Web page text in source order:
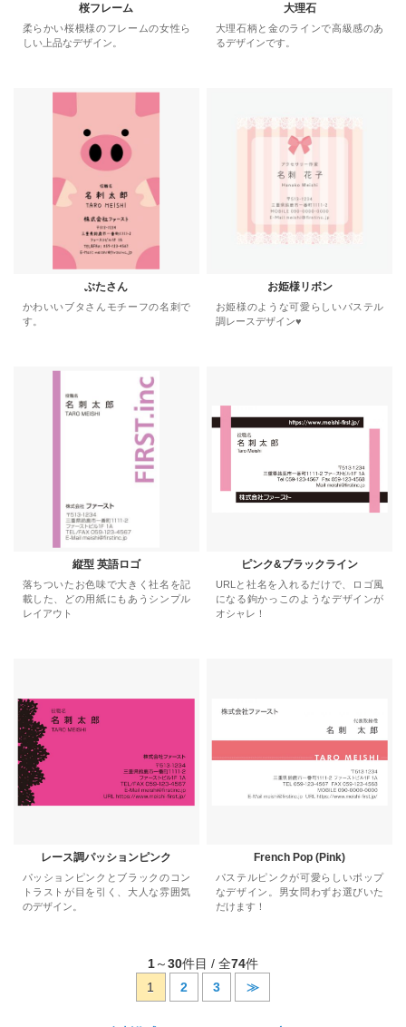
桜フレーム
柔らかい桜模様のフレームの女性ら
しい上品なデザイン。
大理石
大理石柄と金のラインで高級感のあ
るデザインです。
ぶたさん
かわいいブタさんモチーフの名刺で
す。
お姫様リボン
お姫様のような可愛らしいパステル
調レースデザイン♥
縦型 英語ロゴ
落ちついたお色味で大きく社名を記
載した、どの用紙にもあうシンプル
レイアウト
ピンク&ブラックライン
URLと社名を入れるだけで、ロゴ風
になる鉤かっこのようなデザインが
オシャレ！
レース調パッションピンク
パッションピンクとブラックのコン
トラストが目を引く、大人な雰囲気
のデザイン。
French Pop (Pink)
パステルピンクが可愛らしいポップ
なデザイン。男女問わずお選びいた
だけます！
1～30件目 / 全74件
1
2 3 ≫